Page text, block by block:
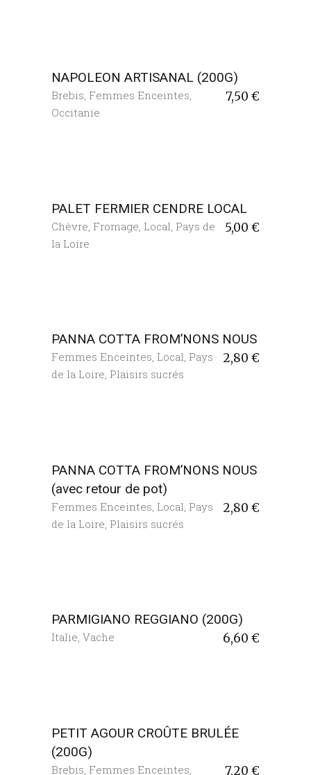
NAPOLEON ARTISANAL (200G)
7,50 €
Brebis, Femmes Enceintes,
Occitanie
PALET FERMIER CENDRE LOCAL
5,00 €
Chèvre Fromage Local Pays de
la Loire
PANNA COTTA FROM’NONS NOUS
2,80 €
Femmes Enceintes, Local, Pays
de la Loire, Plaisirs sucrés
PANNA COTTA FROM’NONS NOUS
(avec retour de pot)
2,80 €
Femmes Enceintes Local Pays
de la Loire Plaisirs sucrés
PARMIGIANO REGGIANO (200G)
6,60 €
Italie, Vache
PETIT AGOUR CROÛTE BRULÉE
(200G)
7,20 €
Brebis Femmes Enceintes